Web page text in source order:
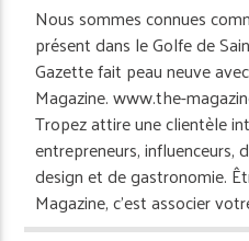
Nous sommes connues
présent dans le Golfe de
Gazette fait peau neuve
Magazine. www.the-
Tropez attire une clientèle
entrepreneurs, influenceurs,
design et de gastronomie.
Magazine, c’est associer